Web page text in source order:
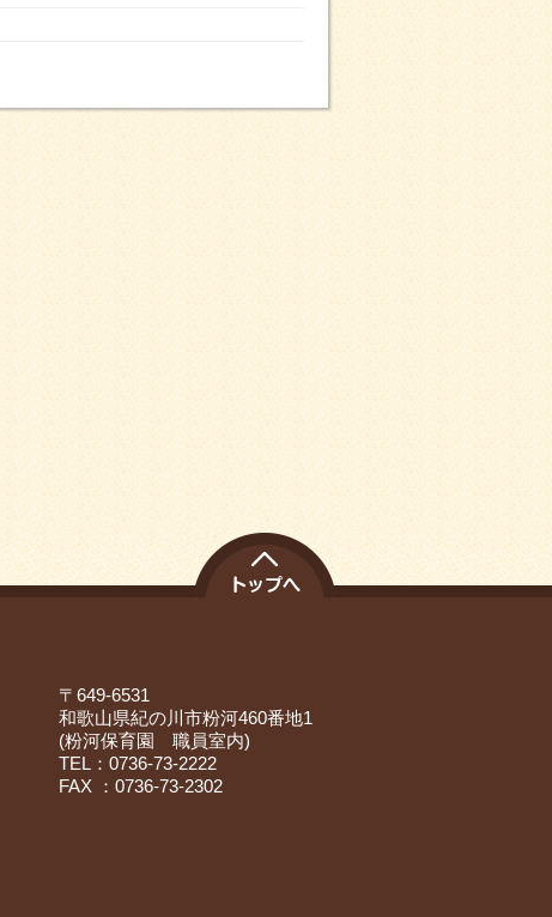
〒649-6531
和歌山県紀の川市粉河460番地1
(粉河保育園 職員室内)
TEL：0736-73-2222
FAX ：0736-73-2302